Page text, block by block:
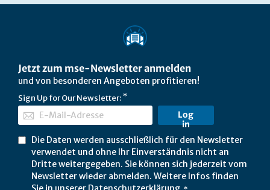
Jetzt zum mse-Newsletter anmelden
und von besonderen Angeboten profitieren!
Sign Up for Our Newsletter:
Log
in
Die Daten werden ausschließlich für den Newsletter
verwendet und ohne Ihr Einverständnis nicht an
Dritte weitergegeben. Sie können sich jederzeit vom
Newsletter wieder abmelden. Weitere Infos finden